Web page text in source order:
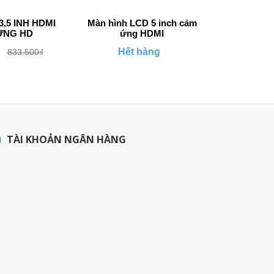
INH HDMI
HD
833.500₫
Màn hình LCD 5 inch cảm
ứng HDMI
Hết hàng
TÀI KHOẢN NGÂN HÀNG